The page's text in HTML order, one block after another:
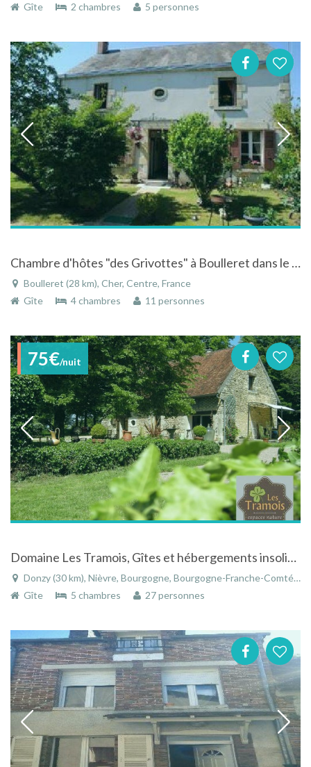
Gîte
2 chambres 5 personnes
Chambre d'hôtes "des Grivottes" à Boulleret dans le Cher dans le Centre entre deux vignobles réputés
Boulleret (28 km), Cher, Centre, France
Gîte
4 chambres 11 personnes
75€/nuit
Domaine Les Tramois, Gîtes et hébergements insolites
Donzy (30 km), Nièvre, Bourgogne, Bourgogne-Franche-Comté, France
Gîte
5 chambres 27 personnes